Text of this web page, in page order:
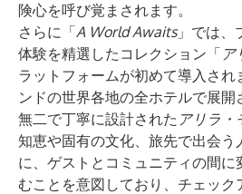
険心を呼び覚まされます。
さらに「A World Awaits」では、
体験を精選したコレクション「 ア
ラットフォームが初めて導入され
ンドの世界各地の全ホテルで展
無二で丁寧に設計された アリラ・
知恵や固有の文化、旅先で出会う
に、ゲストとコミュニティの間
むことを意図しており、チェッ